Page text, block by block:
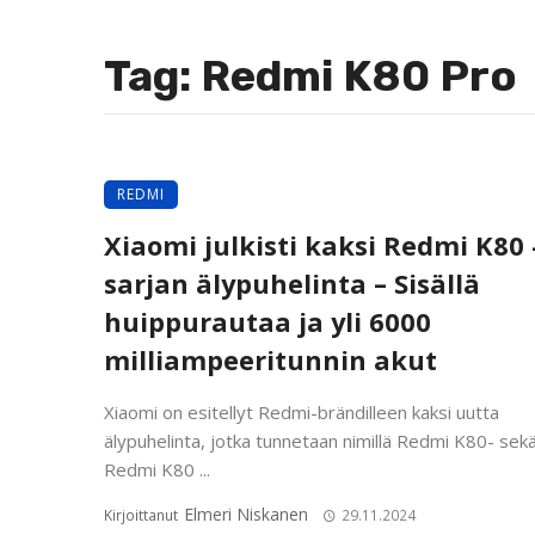
Tag: Redmi K80 Pro
REDMI
Xiaomi julkisti kaksi Redmi K80
sarjan älypuhelinta – Sisällä
huippurautaa ja yli 6000
milliampeeritunnin akut
Xiaomi on esitellyt Redmi-brändilleen kaksi uutta
älypuhelinta, jotka tunnetaan nimillä Redmi K80-
Redmi K80 ...
Kirjoittanut Elmeri Niskanen 29.11.2024